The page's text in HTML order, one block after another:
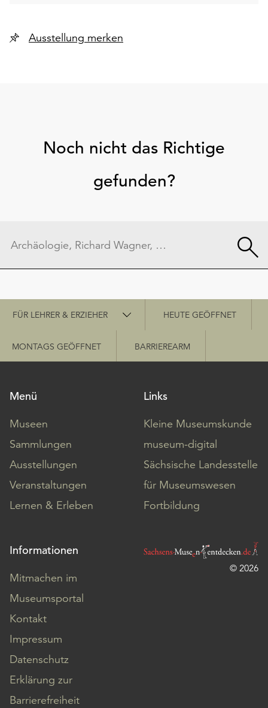
Ausstellung merken
Noch nicht das Richtige
gefunden?
Schnellzugriff
FÜR LEHRER & ERZIEHER HEUTE GEÖFFNET
MONTAGS GEÖFFNET BARRIEREARM
Menü
Museen
Sammlungen
Ausstellungen
Veranstaltungen
Lernen & Erleben
Links
Kleine Museumskunde
museum-digital
Sächsische Landesstelle
für Museumswesen
Fortbildung
Informationen
Mitmachen im
Museumsportal
Kontakt
Impressum
Datenschutz
Erklärung zur
Barrierefreiheit
© 2026